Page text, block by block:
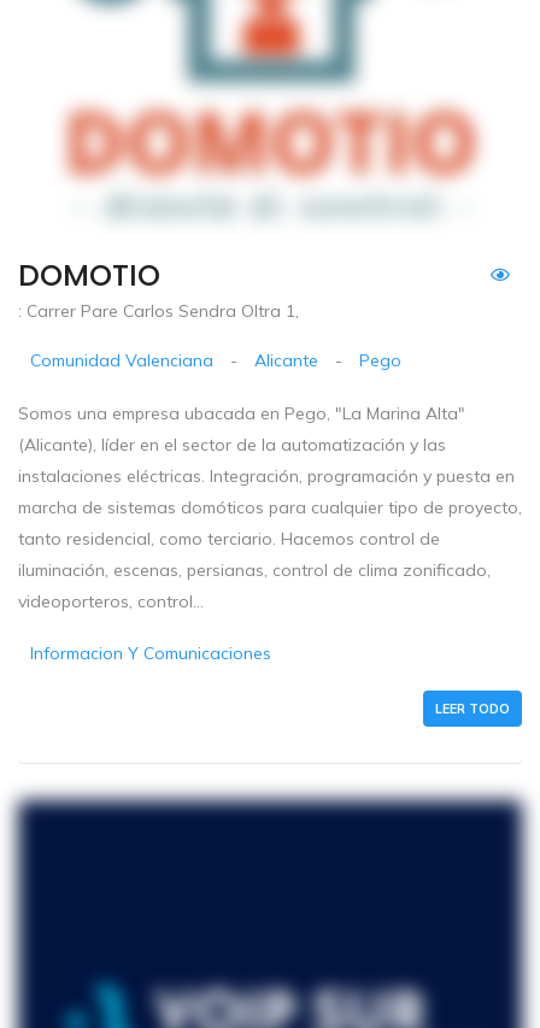
DOMOTIO
: Carrer Pare Carlos Sendra Oltra 1,
Comunidad Valenciana - Alicante - Pego
Somos una empresa ubacada en Pego, "La Marina Alta"
(Alicante), líder en el sector de la automatización y las
instalaciones eléctricas. Integración, programación y puesta en
marcha de sistemas domóticos para cualquier tipo de proyecto,
tanto residencial, como terciario. Hacemos control de
iluminación, escenas, persianas, control de clima zonificado,
videoporteros, control...
Informacion Y Comunicaciones
LEER TODO